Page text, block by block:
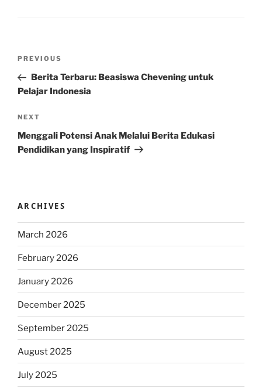
Previous
Post
PREVIOUS
Berita Terbaru: Beasiswa Chevening untuk
Pelajar Indonesia
Next
Post
NEXT
Menggali Potensi Anak Melalui Berita Edukasi
Pendidikan yang Inspiratif
ARCHIVES
March 2026
February 2026
January 2026
December 2025
September 2025
August 2025
July 2025